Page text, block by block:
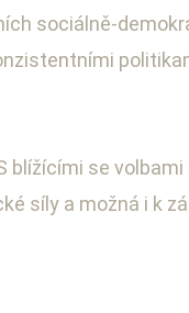
sociálně-
blížícími se
síly a možná i k